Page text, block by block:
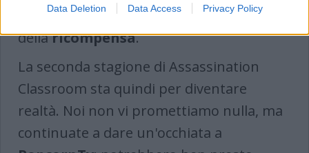
Data Deletion Data Access Privacy Policy
ricevere dal governo i 10 miliardi di yen
dellaricompensa.
La seconda stagione di Assassination
Classroom sta quindi per diventare
realtà. Noi non vi promettiamo nulla, ma
continuate a dare un'occhiata a